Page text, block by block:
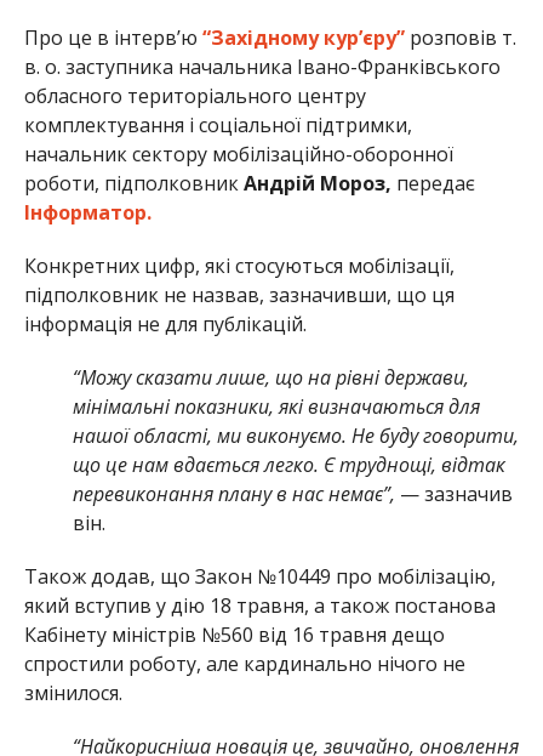
Про це в інтерв’ю “Західному кур’єру”розповів т.
в. о. заступника начальника Івано-Франківського
обласного територіального центру
комплектування і соціальної підтримки,
начальник сектору мобілізаційно-оборонної
роботи, підполковникАндрій Мороз, передає
Інформатор.
Конкретних цифр, які стосуються мобілізації,
підполковник не назвав, зазначивши, що ця
інформація не для публікацій.
“Можу сказати лише, що на рівні держави,
мінімальні показники, які визначаються для
нашої області, ми виконуємо. Не буду говорити,
що це нам вдається легко. Є труднощі, відтак
перевиконання плану в нас немає”, — зазначив
він.
Також додав, що Закон №10449 про мобілізацію,
який вступив у дію 18 травня, а також постанова
Кабінету міністрів №560 від 16 травня дещо
спростили роботу, але кардинально нічого не
змінилося.
“Найкорисніша новація це, звичайно, оновлення